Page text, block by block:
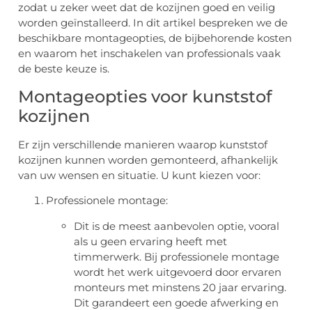
zodat u zeker weet dat de kozijnen goed en veilig
worden geïnstalleerd. In dit artikel bespreken we de
beschikbare montageopties, de bijbehorende kosten
en waarom het inschakelen van professionals vaak
de beste keuze is.
Montageopties voor kunststof
kozijnen
Er zijn verschillende manieren waarop kunststof
kozijnen kunnen worden gemonteerd, afhankelijk
van uw wensen en situatie. U kunt kiezen voor:
Professionele montage:
Dit is de meest aanbevolen optie, vooral
als u geen ervaring heeft met
timmerwerk. Bij professionele montage
wordt het werk uitgevoerd door ervaren
monteurs met minstens 20 jaar ervaring.
Dit garandeert een goede afwerking en